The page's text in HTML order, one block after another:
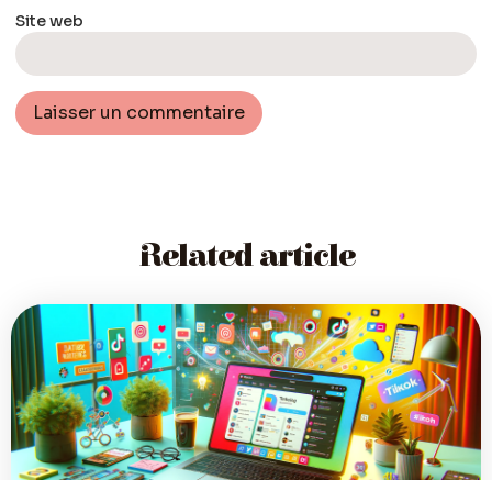
Site web
Related article